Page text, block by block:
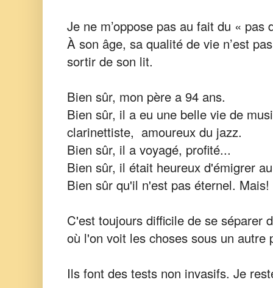
Je ne m’oppose pas au fait du « pas
À son âge, sa qualité de vie n’est
sortir de son lit.
Bien sûr, mon père a 94 ans.
Bien sûr, il a eu une belle vie de
clarinettiste, amoureux du jazz.
Bien sûr, il a voyagé, profité...
Bien sûr, il était heureux d'émigrer
Bien sûr qu'il n'est pas éternel. Mais!
C'est toujours difficile de se séparer
où l'on voit les choses sous un autre
Ils font des tests non invasifs. Je